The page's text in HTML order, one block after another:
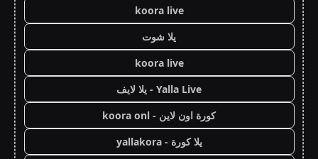
koora live
يلا شوت
koora live
Yalla Live - يلا لايف
كورة اون لاين - koora onl
يلا كورة - yallakora